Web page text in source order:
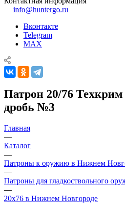
info@huntergo.ru
Вконтакте
Telegram
MAX
Патрон 20/76
дробь №3
Главная
—
Каталог
—
Патроны к оружию в Нижнем
—
Патроны для гладкоствольного
—
20х76 в Нижнем Новгороде